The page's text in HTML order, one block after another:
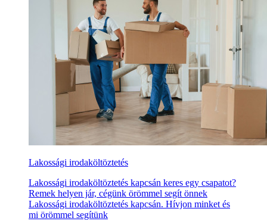
Lakossági irodaköltöztetés
Lakossági irodaköltöztetés kapcsán keres egy csapatot?
Remek helyen jár, cégünk örömmel segít önnek
Lakossági irodaköltöztetés kapcsán. Hívjon minket és
mi örömmel segítünk